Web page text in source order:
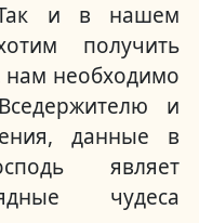
и в нашем
получить
нам необходимо
и
данные в
являет
чудеса